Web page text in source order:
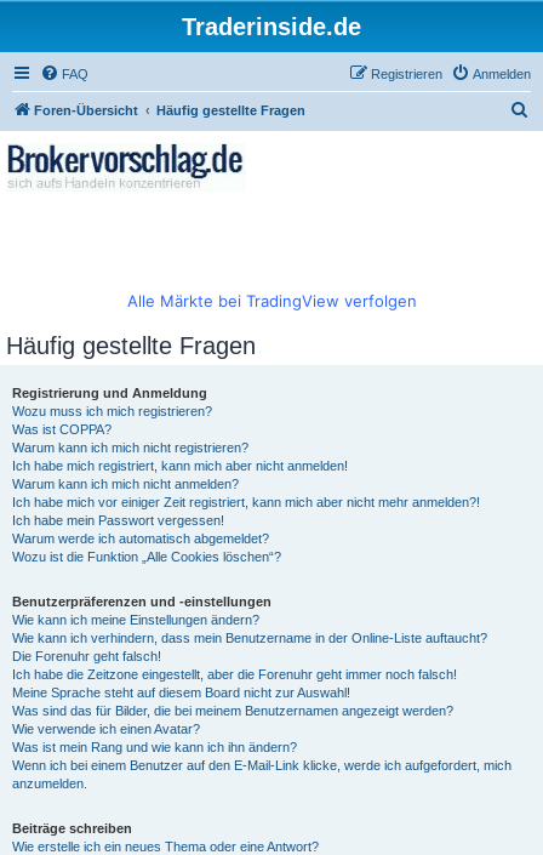
Traderinside.de
FAQ Anmelden
Registrieren
Foren-Übersicht Häufig gestellte Fragen
Alle Märkte bei TradingView verfolgen
Häufig gestellte Fragen
Registrierung und Anmeldung
Wozu muss ich mich registrieren?
Was ist COPPA?
Warum kann ich mich nicht registrieren?
Ich habe mich registriert, kann mich aber nicht anmelden!
Warum kann ich mich nicht anmelden?
Ich habe mich vor einiger Zeit registriert, kann mich aber nicht mehr anmelden?!
Ich habe mein Passwort vergessen!
Warum werde ich automatisch abgemeldet?
Wozu ist die Funktion „Alle Cookies löschen“?
Benutzerpräferenzen und -einstellungen
Wie kann ich meine Einstellungen ändern?
Wie kann ich verhindern, dass mein Benutzername in der Online-Liste auftaucht?
Die Forenuhr geht falsch!
Ich habe die Zeitzone eingestellt, aber die Forenuhr geht immer noch falsch!
Meine Sprache steht auf diesem Board nicht zur Auswahl!
Was sind das für Bilder, die bei meinem Benutzernamen angezeigt werden?
Wie verwende ich einen Avatar?
Was ist mein Rang und wie kann ich ihn ändern?
Wenn ich bei einem Benutzer auf den E-Mail-Link klicke, werde ich aufgefordert, mich
anzumelden.
Beiträge schreiben
Wie erstelle ich ein neues Thema oder eine Antwort?